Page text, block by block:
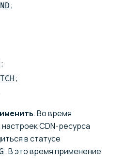
;
;
;
. Во время
CDN-ресурса
в статусе
. В это время применение